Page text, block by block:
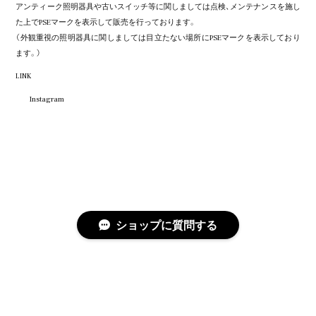
アンティーク照明器具や古いスイッチ等に関しましては点検、メンテナンスを施し
た上でPSEマークを表示して販売を行っております。
（外観重視の照明器具に関しましては目立たない場所にPSEマークを表示しており
ます。）
LINK
Instagram
ショップに質問する